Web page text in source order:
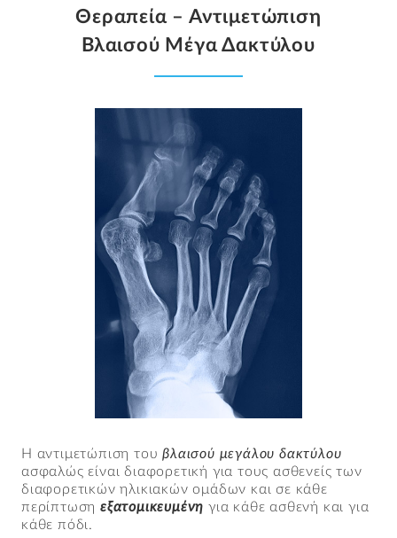
Θεραπεία – Αντιμετώπιση
Βλαισού Μέγα Δακτύλου
Η αντιμετώπιση τουβλαισού μεγάλου δακτύλου
ασφαλώς είναι διαφορετική για τους ασθενείς των
διαφορετικών ηλικιακών ομάδων και σε κάθε
περίπτωσηεξατομικευμένη για κάθε ασθενή και για
κάθε πόδι.